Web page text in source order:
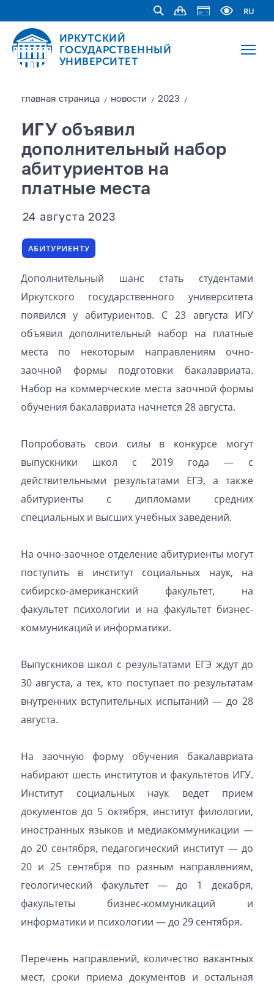
RU
ИРКУТСКИЙ
ГОСУДАРСТВЕННЫЙ
УНИВЕРСИТЕТ
главная страницa / новости / 2023 /
ИГУ объявил
дополнительный набор
абитуриентов на
платные места
24 августа 2023
АБИТУРИЕНТУ
Дополнительный шанс стать студентами
Иркутского государственного университета
появился у абитуриентов. С 23 августа ИГУ
объявил дополнительный набор на платные
места по некоторым направлениям очно-
заочной формы подготовки бакалавриата.
Набор на коммерческие места заочной формы
обучения бакалавриата начнется 28 августа.
Попробовать свои силы в конкурсе могут
выпускники школ с 2019 года — с
действительными результатами ЕГЭ, а также
абитуриенты с дипломами средних
специальных и высших учебных заведений.
На очно-заочное отделение абитуриенты могут
поступить в институт социальных наук, на
сибирско-американский факультет, на
факультет психологии и на факультет бизнес-
коммуникаций и информатики.
Выпускников школ с результатами ЕГЭ ждут до
30 августа, а тех, кто поступает по результатам
внутренних вступительных испытаний — до 28
августа.
На заочную форму обучения бакалавриата
набирают шесть институтов и факультетов ИГУ.
Институт социальных наук ведет прием
документов до 5 октября, институт филологии,
иностранных языков и медиакоммуникации —
до 20 сентября, педагогический институт — до
20 и 25 сентября по разным направлениям,
геологический факультет — до 1 декабря,
факультеты бизнес-коммуникаций и
информатики и психологии — до 29 сентября.
Перечень направлений, количество вакантных
мест, сроки приема документов и остальная